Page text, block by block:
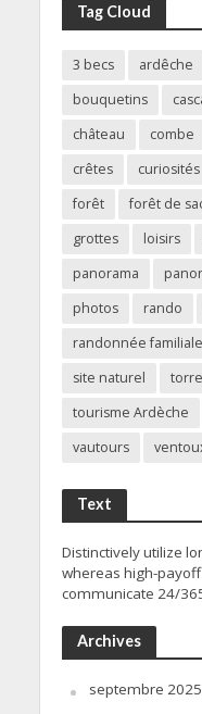
Tag Cloud
3 becs ardêche
bouquetins
château
combe
crêtes
curiosités
forêt
forêt de
grottes
loisirs
panorama
photos
rando
randonnée familiale
site naturel
tourisme Ardèche
vautours
Text
Distinctively utilize
whereas high-
communicate 24/
Archives
septembre 2025